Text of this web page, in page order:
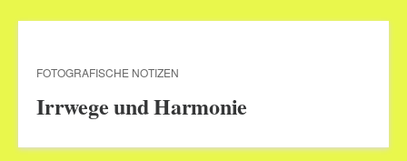
FOTOGRAFISCHE NOTIZEN
Irrwege und Harmonie